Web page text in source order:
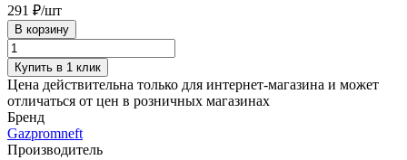
291 ₽/шт
В корзину
Купить в 1 клик
Цена действительна только для интернет-магазина и может
отличаться от цен в розничных магазинах
Бренд
Gazpromneft
Производитель